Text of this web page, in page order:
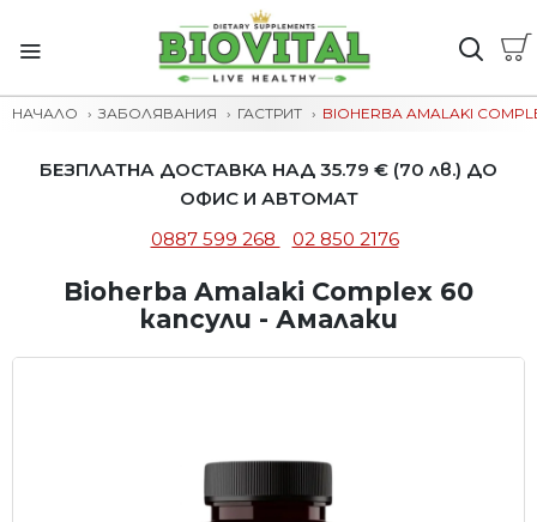
НАЧАЛО ЗАБОЛЯВАНИЯ ГАСТРИТ BIOHERBA AMALAKI
БЕЗПЛАТНА ДОСТАВКА НАД 35.79 € (70 лв.) ДО
ОФИС И АВТОМАТ
0887 599 268
02 850 2176
Bioherba Amalaki Complex 60
капсули - Амалаки